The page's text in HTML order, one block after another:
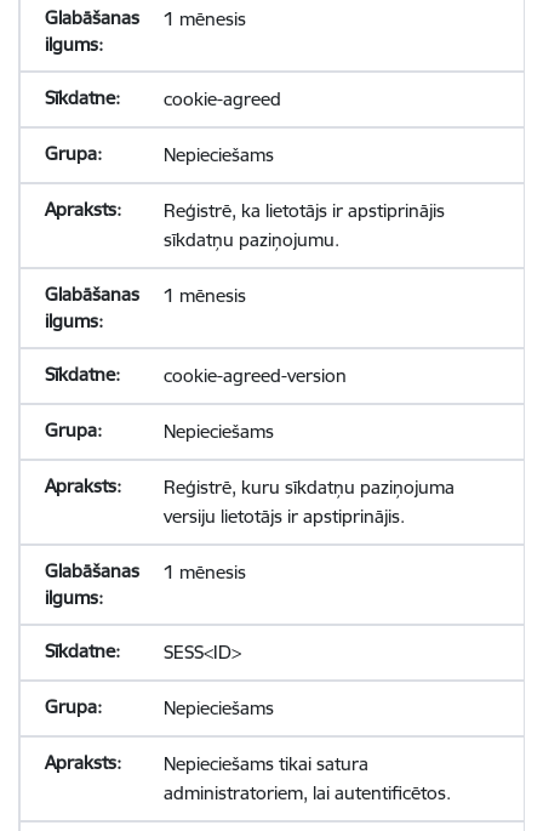
1 mēnesis
cookie-agreed
Nepieciešams
Reģistrē, ka lietotājs ir apstiprinājis
sīkdatņu paziņojumu.
1 mēnesis
cookie-agreed-version
Nepieciešams
Reģistrē, kuru sīkdatņu paziņojuma
versiju lietotājs ir apstiprinājis.
1 mēnesis
SESS<ID>
Nepieciešams
Nepieciešams tikai satura
administratoriem, lai autentificētos.